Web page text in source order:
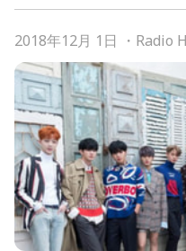
2018年12月 1日 ・ Radio